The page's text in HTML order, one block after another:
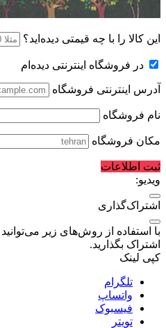
این کالا را با چه قیمتی دیده‌اید؟
در فروشگاه اینترنتی دیده‌ام
آدرس اینترنتی فروشگاه
نام فروشگاه
مکان فروشگاه
ثبت اطلاعات
ویدیو:
اشتراک‌گذاری
با استفاده از روش‌های زیر
اشتراک بگذارید.
کپی لینک
تلگرام
واتساپ
فیسبوک
تویتر